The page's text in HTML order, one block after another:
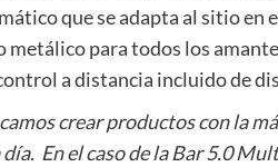
que se adapta al sitio en
metálico para todos los
a distancia incluido de
crear productos con la
En el caso de la Bar 5.0